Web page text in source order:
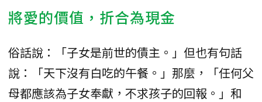
將愛的價值，折合為現金
俗話說：「子女是前世的債主。」但也有句話
說：「天下沒有白吃的午餐。」那麼，「任何父
母都應該為子女奉獻，不求孩子的回報。」和